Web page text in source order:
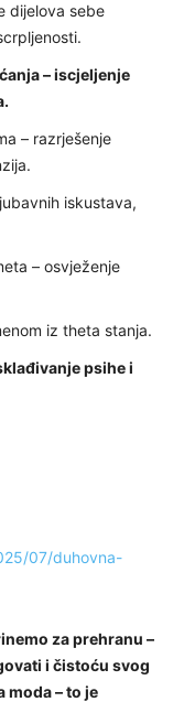
dijelova sebe
– iscjeljenje
– razrješenje
iskustava,
– osvježenje
iz theta stanja.
psihe i
07/duhovna-
za prehranu –
i čistoću svog
moda – to je